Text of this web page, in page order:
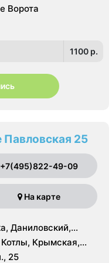
Ворота
1100 p.
25
+7(495)822-49-09
На карте
Даниловский,
Крымская,
Октябрьская,
25